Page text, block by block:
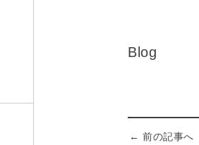
Blog
← 前の記事へ